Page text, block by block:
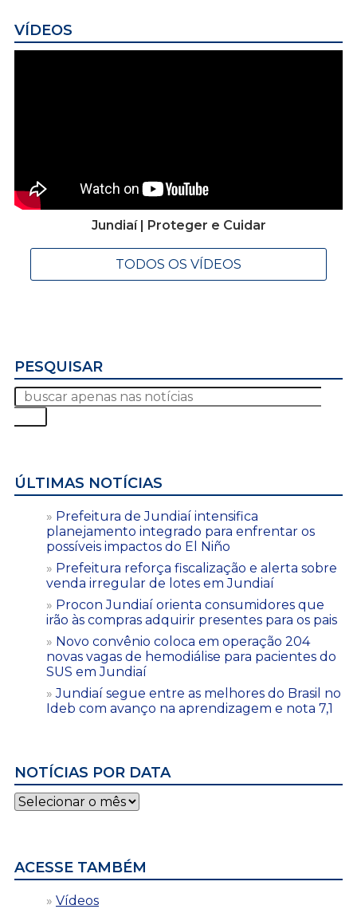
VÍDEOS
Jundiaí | Proteger e Cuidar
TODOS OS VÍDEOS
PESQUISAR
ÚLTIMAS NOTÍCIAS
Prefeitura de Jundiaí intensifica
planejamento integrado para enfrentar os
possíveis impactos do El Niño
Prefeitura reforça fiscalização e alerta sobre
venda irregular de lotes em Jundiaí
Procon Jundiaí orienta consumidores que
irão às compras adquirir presentes para os pais
Novo convênio coloca em operação 204
novas vagas de hemodiálise para pacientes do
SUS em Jundiaí
Jundiaí segue entre as melhores do Brasil no
Ideb com avanço na aprendizagem e nota 7,1
NOTÍCIAS POR DATA
Notícias
por
ACESSE TAMBÉM
Vídeos